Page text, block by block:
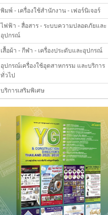
พิมพ์ - เครื่องใช้สำนักงาน - เฟอร์นิเจอร์
ไฟฟ้า - สื่อสาร - ระบบความปลอดภัยและ
อุปกรณ์
เสื้อผ้า - กีฬา - เครื่องประดับและอุปกรณ์
อุปกรณ์เครื่องใช้อุตสาหกรรม และบริการ
ทั่วไป
บริการเสริมพิเศษ